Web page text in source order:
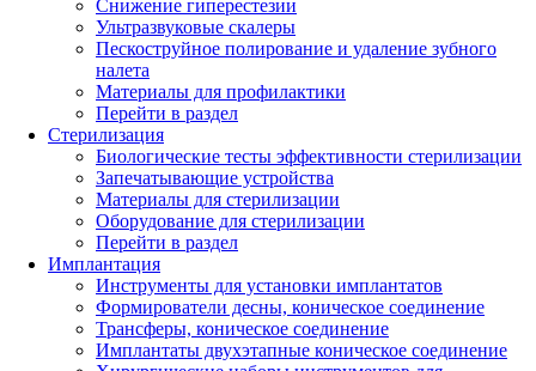
Снижение гиперестезии
Ультразвуковые скалеры
Пескоструйное полирование и удаление зубного
налета
Материалы для профилактики
Перейти в раздел
Стерилизация
Биологические тесты эффективности стерилизации
Запечатывающие устройства
Материалы для стерилизации
Оборудование для стерилизации
Перейти в раздел
Имплантация
Инструменты для установки имплантатов
Формирователи десны, коническое соединение
Трансферы, коническое соединение
Имплантаты двухэтапные коническое соединение